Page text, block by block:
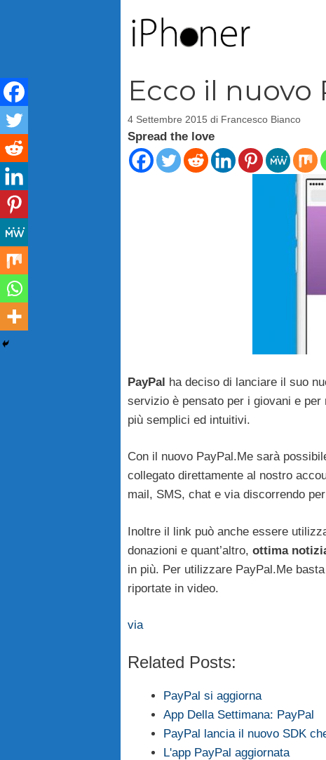
Ecco il nuovo
4 Settembre 2015 di Francesco Bianco
Spread the love
PayPal ha deciso di lanciare il suo
servizio è pensato per i giovani e
più semplici ed intuitivi.
Con il nuovo PayPal.Me sarà
collegato direttamente al nostro
mail, SMS, chat e via discorrendo per
Inoltre il link può anche essere
donazioni e quant’altro, ottima
in più. Per utilizzare PayPal.Me
riportate in video.
via
Related Posts:
PayPal si aggiorna
App Della Settimana: PayPal
PayPal lancia il nuovo SDK
L'app PayPal aggiornata